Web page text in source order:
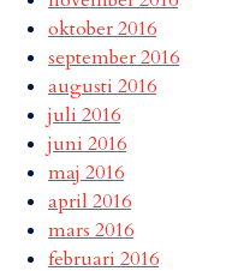
oktober 2016
september 2016
augusti 2016
juli 2016
juni 2016
maj 2016
april 2016
mars 2016
februari 2016